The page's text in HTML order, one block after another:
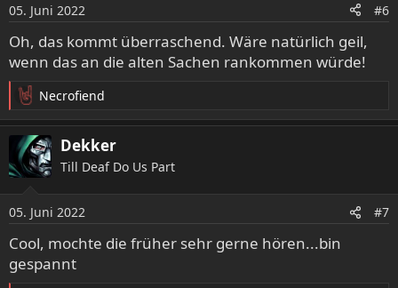
n
e
n
:
05. Juni 2022 #6
Oh, das kommt überraschend. Wäre natürlich geil,
wenn das an die alten Sachen rankommen würde!
R
e
a
k
t
n
e
n
:
Necrofiend
Dekker
Till Deaf Do Us Part
05. Juni 2022 #7
Cool, mochte die früher sehr gerne hören...bin
gespannt